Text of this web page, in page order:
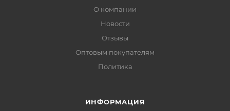
О компании
Новости
Отзывы
Оптовым покупателям
Политика
ИНФОРМАЦИЯ